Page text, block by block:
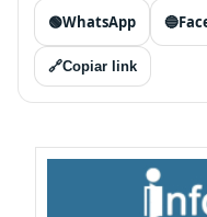
🟢WhatsApp 🔵
🔗Copiar link